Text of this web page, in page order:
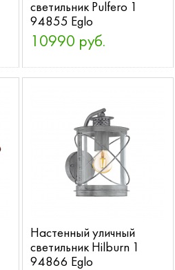
светильник Pulfero 1
94855 Eglo
10990 руб.
Настенный уличный
светильник Hilburn 1
94866 Eglo